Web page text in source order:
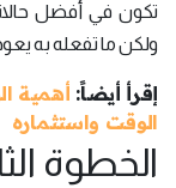
تكون في أفضل
ولكن ما تفعله به
إقرأ أيضاً: أهمية
الوقت واستثماره
الخطوة